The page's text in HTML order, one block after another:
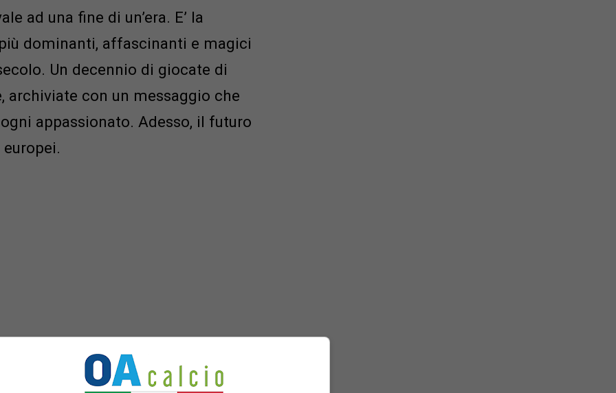
ad una fine di un’era. E’ la
dominanti, affascinanti e magici
Un decennio di giocate di
archiviate con un messaggio che
appassionato. Adesso, il futuro